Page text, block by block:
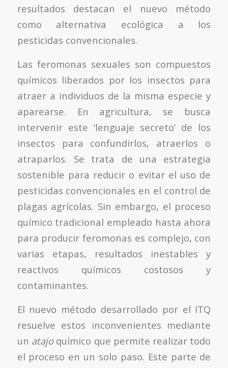
resultados destacan el nuevo método
como alternativa ecológica a los
pesticidas convencionales.
Las feromonas sexuales son compuestos
químicos liberados por los insectos para
atraer a individuos de la misma especie y
aparearse. En agricultura, se busca
intervenir este ‘lenguaje secreto’ de los
insectos para confundirlos, atraerlos o
atraparlos. Se trata de una estrategia
sostenible para reducir o evitar el uso de
pesticidas convencionales en el control de
plagas agrícolas. Sin embargo, el proceso
químico tradicional empleado hasta ahora
para producir feromonas es complejo, con
varias etapas, resultados inestables y
reactivos químicos costosos y
contaminantes.
El nuevo método desarrollado por el ITQ
resuelve estos inconvenientes mediante
un atajoquímico que permite realizar todo
el proceso en un solo paso. Este parte de